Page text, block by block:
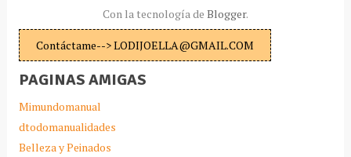
Con la tecnología de Blogger.
Contáctame--> LODIJOELLA@GMAIL.COM
PAGINAS AMIGAS
Mimundomanual
dtodomanualidades
Belleza y Peinados